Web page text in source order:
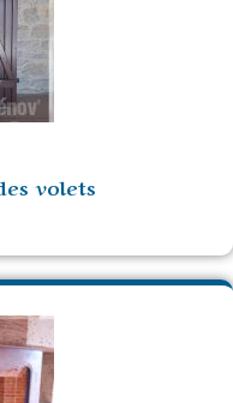
volets